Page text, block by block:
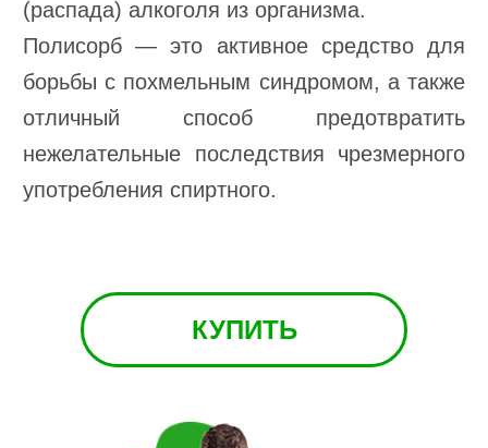
(распада) алкоголя из организма.
Полисорб — это активное средство для
борьбы с похмельным синдромом, а также
отличный способ предотвратить
нежелательные последствия чрезмерного
употребления спиртного.
КУПИТЬ